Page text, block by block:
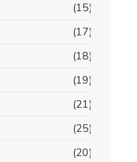
(15)
(17)
(18)
(19)
(21)
(25)
(20)